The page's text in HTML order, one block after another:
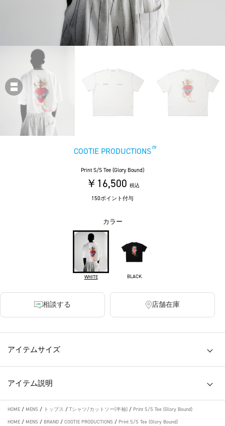
COOTIE PRODUCTIONS
Print S/S Tee (Glory Bound)
￥16,500 税込
150ポイント付与
カラー
WHITE BLACK
相談する 店舗在庫
アイテムサイズ
アイテム説明
HOME / MENS / トップス / Tシャツ/カットソー(半袖) / Print S/S Tee (Glory Bound)
HOME / MENS / BRAND / COOTIE PRODUCTIONS / Print S/S Tee (Glory Bound)